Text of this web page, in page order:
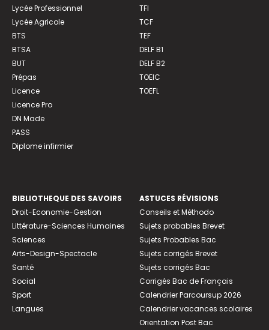
Lycée Professionnel
Lycée Agricole
BTS
BTSA
BUT
Prépas
Licence
Licence Pro
DN Made
PASS
Diplome infirmier
TFI
TCF
TEF
DELF B1
DELF B2
TOEIC
TOEFL
BIBLIOTHEQUE DES SAVOIRS
Droit-Economie-Gestion
Littérature-Sciences Humaines
Sciences
Arts-Design-Spectacle
Santé
Social
Sport
Langues
ASTUCES RÉVISIONS
Conseils et Méthodo
Sujets probables Brevet
Sujets Probables Bac
Sujets corrigés Brevet
Sujets corrigés Bac
Corrigés Bac de Français
Calendrier Parcoursup 2026
Calendrier vacances scolaires
Orientation Post Bac